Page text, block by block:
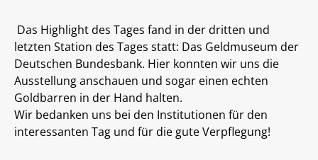
Das Highlight des Tages fand in der dritten und
letzten Station des Tages statt: Das Geldmuseum der
Deutschen Bundesbank. Hier konnten wir uns die
Ausstellung anschauen und sogar einen echten
Goldbarren in der Hand halten.
Wir bedanken uns bei den Institutionen für den
interessanten Tag und für die gute Verpflegung!